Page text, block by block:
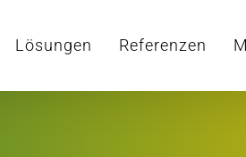
Lösungen Referenzen